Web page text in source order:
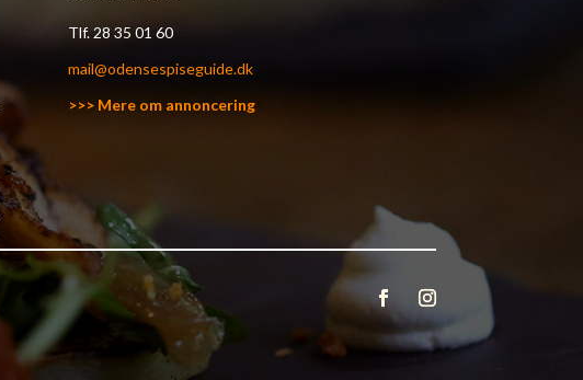
Tlf.28 35 01 60
mail@odensespiseguide.dk
>>> Mere om annoncering